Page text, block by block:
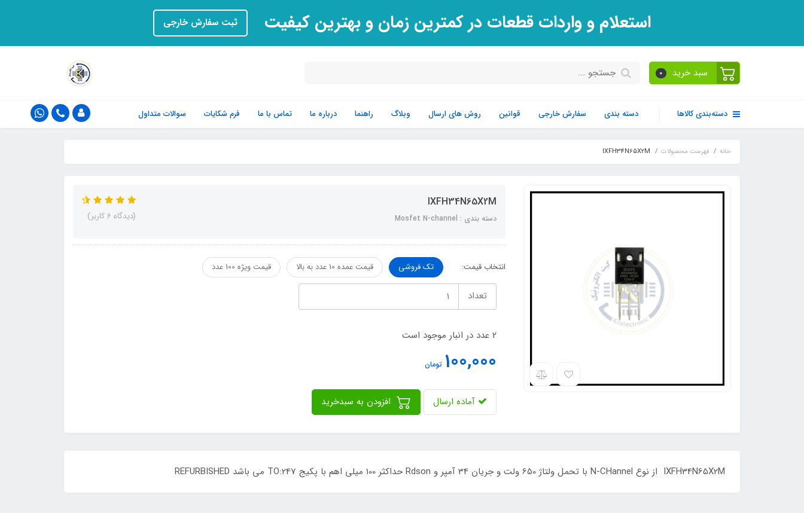
استعلام و واردات قطعات در کمترین زمان و بهترین کیفیت ثبت سفارش خارجی
سبد خرید 0
دسته‌بندی کالاها دسته بندی سفارش خارجی قوانین روش های ارسال وبلاگ راهنما درباره ما تماس با ما فرم‌ شکایات سوالات متداول
خانه فهرست محصولات IXFH34N65X2M
IXFH34N65X2M
دسته بندی : Mosfet N-channel (دیدگاه 6 کاربر)
انتخاب قیمت: تک فروشی قیمت عمده 10 عدد به بالا قیمت ویژه 100 عدد
تعداد
2 عدد در انبار موجود است
100,000 تومان
آماده ارسال
IXFH34N65X2M از نوع N-CHannel با تحمل ولتاژ 650 ولت و جریان 34 آمپر و Rdson حداکثر 100 میلی اهم با پکیج TO:247 می باشد REFURBISHED